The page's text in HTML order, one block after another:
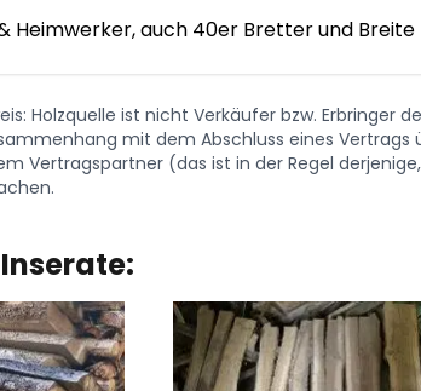
Heimwerker, auch 40er Bretter und
Holzquelle ist nicht Verkäufer bzw. Erbringer
mit dem Abschluss eines
Vertragspartner (das ist in der Regel